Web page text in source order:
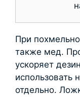
При
также мед.
ускоряет
использовать
отдельно.